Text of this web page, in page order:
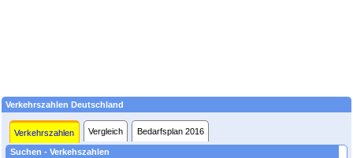
Verkehrszahlen Deutschland
Verkehrszahlen Vergleich Bedarfsplan 2016
Suchen - Verkehszahlen